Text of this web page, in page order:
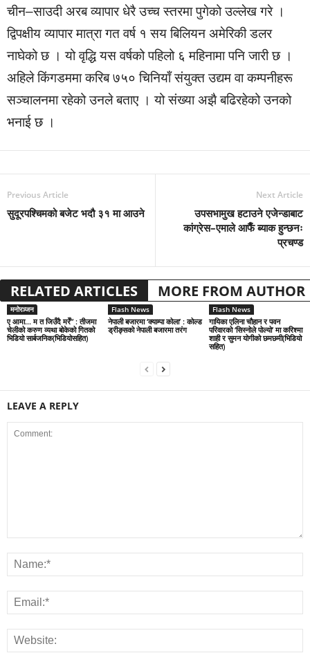
चीन–साउदी अरब व्यापार धेरै उच्च स्तरमा पुगेको उल्लेख गरे ।
द्विपक्षीय व्यापार मात्रा गत वर्ष १ सय बिलियन अमेरिकी डलर
नाघेको छ । यो वृद्धि यस वर्षको पहिलो ६ महिनामा पनि जारी छ ।
अहिले किंगडममा करिब ७५० चिनियाँ संयुक्त उद्यम वा कम्पनीहरू
सञ्चालनमा रहेको उनले बताए । यो संख्या अझै बढिरहेको उनको
भनाई छ ।
Previous Article
सुदूरपश्चिमको बजेट भदौ ३१ मा आउने
Next Article
उपसभामुख हटाउने एजेन्डाबाट
कांग्रेस–एमाले आफैँ ब्याक हुन्छनः
प्रचण्ड
RELATED ARTICLES MORE FROM AUTHOR
मनोरञ्जन
ए आमा… म त जिउँदै मरेँ” : तीजमा
चेलीको करुण व्यथा बोकेको गितको
भिडियो सार्बजनिक(भिडियोसहित)
Flash News
नेपाली बजारमा ‘क्याम्पा कोला’ : कोल्ड
ड्रीङ्सको नेपाली बजारमा तरंग
Flash News
गायिका एलिना चौहान र पवन
परिवारको ‘सिस्नोले पोल्यो’ मा करिश्मा
शाही र सुमन योगीको छमछमी(भिडियो
सहित)
LEAVE A REPLY